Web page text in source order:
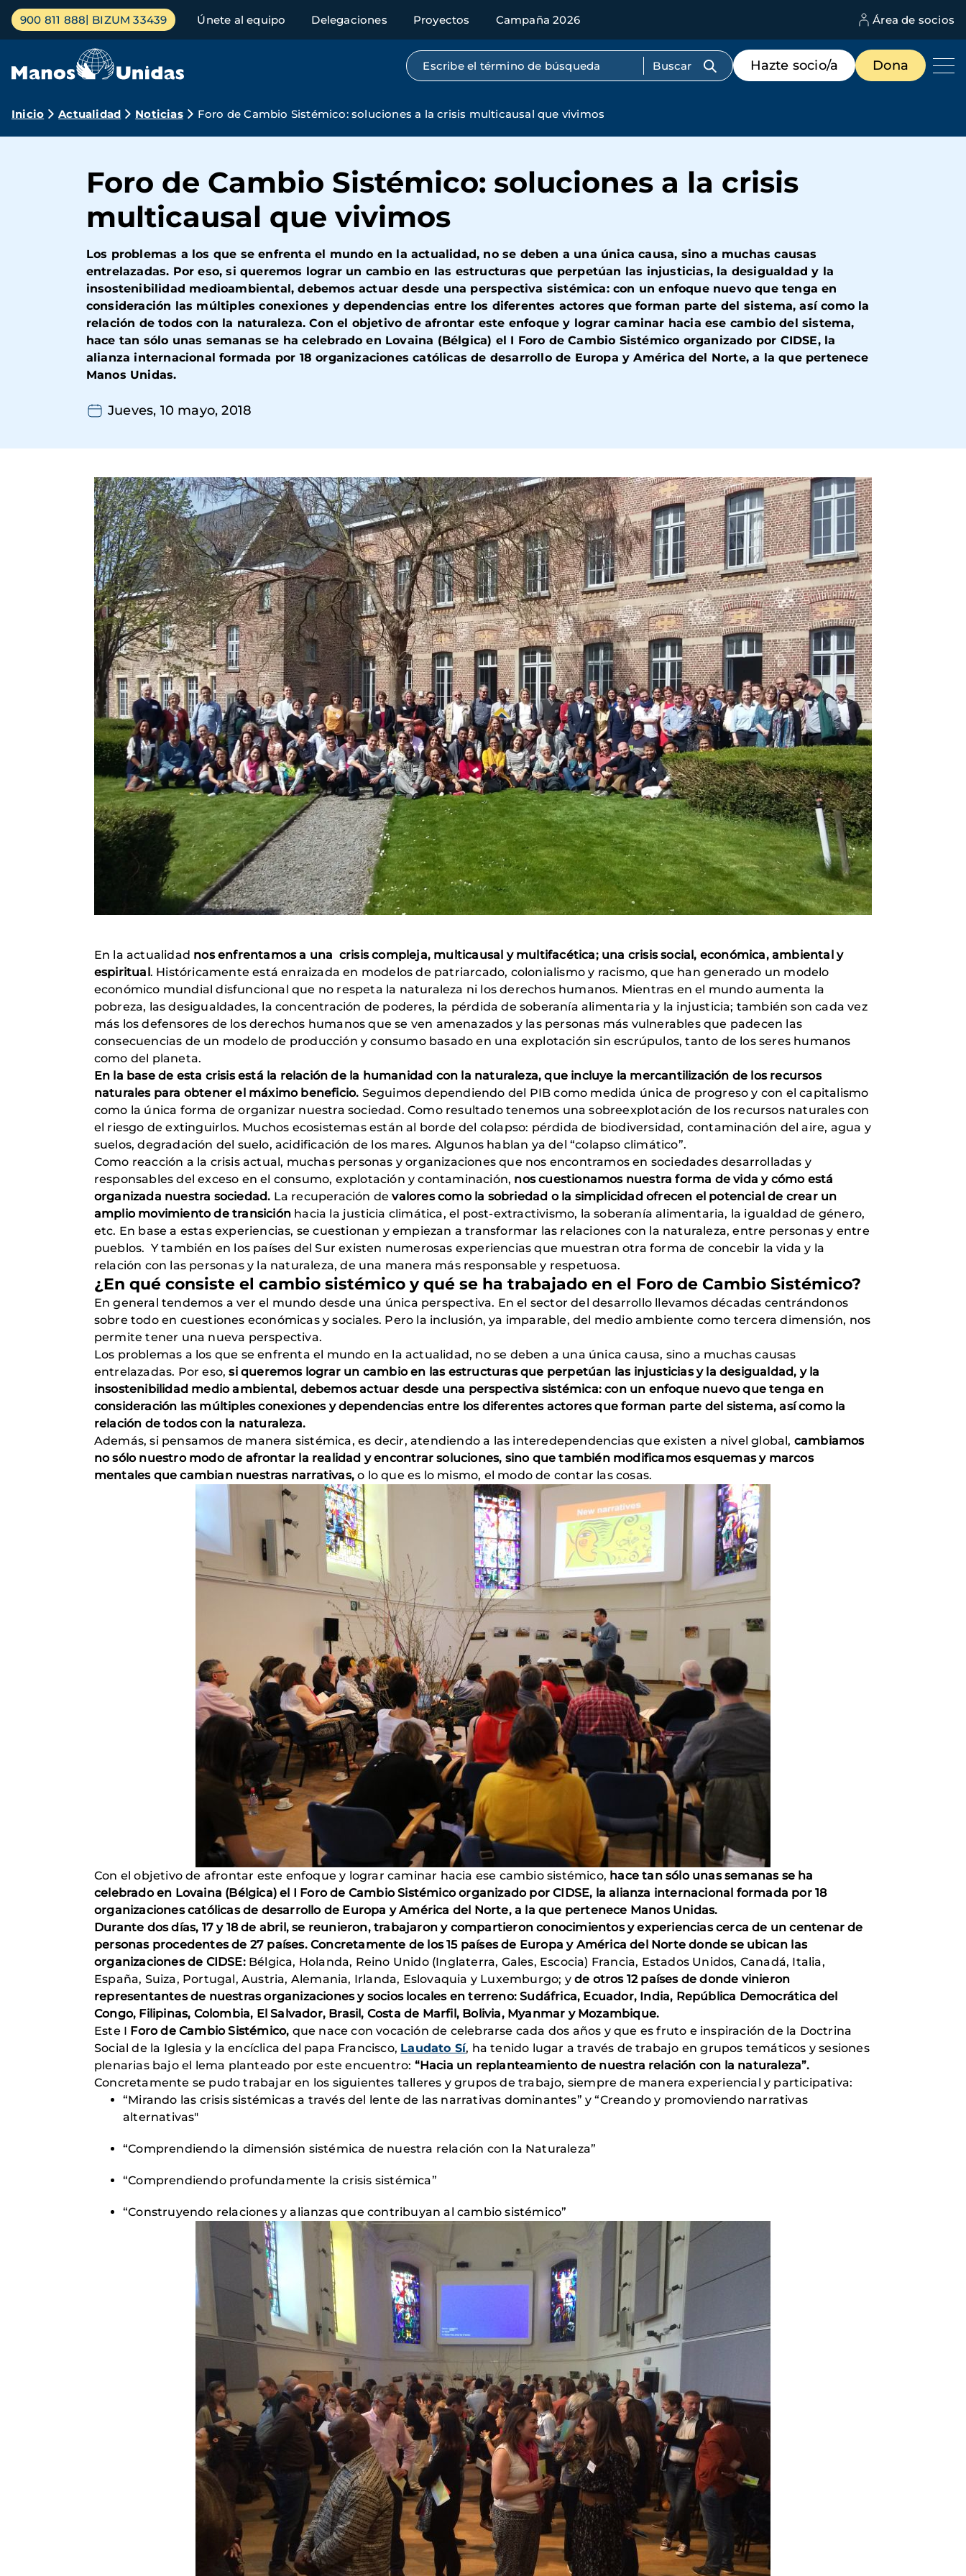
Pasar
contenido
Menú
principal
900 811 888 BIZUM 33439 Únete al equipo Delegaciones Proyectos Campaña 2026 Área de socios
Búsqueda por texto completo
Menú
de
destacados
Hazte socio/a Dona
Ruta
navegación
Inicio Actualidad Noticias Foro de Cambio Sistémico: soluciones a la crisis multicausal que vivimos
Foro de Cambio Sistémico: soluciones a la crisis
multicausal que vivimos
Los problemas a los que se enfrenta el mundo en la actualidad, no se deben a una única causa, sino a muchas causas
entrelazadas. Por eso,si queremos lograr un cambio en las estructuras que perpetúan las injusticias, la desigualdad y la
insostenibilidad medioambiental, debemos actuar desde una perspectiva sistémica: con un enfoque nuevo que tenga en
consideración las múltiples conexiones y dependencias entre los diferentes actores que forman parte del sistema, así como la
relación de todos con la naturaleza.Con el objetivo de afrontar este enfoque y lograr caminar hacia ese cambio del sistema,
hace tan sólo unas semanas se ha celebrado en Lovaina (Bélgica) el I Foro de Cambio Sistémico organizado por CIDSE, la
alianza internacional formada por 18 organizaciones católicas de desarrollo de Europa y América del Norte, a la que pertenece
Manos Unidas.
Jueves, 10 mayo, 2018
En la actualidad nos enfrentamos a una crisis compleja, multicausal y multifacética; una crisis social, económica, ambiental y
espiritual. Históricamente está enraizada en modelos de patriarcado, colonialismo y racismo, que han generado un modelo
económico mundial disfuncional que no respeta la naturaleza ni los derechos humanos. Mientras en el mundo aumenta la
pobreza, las desigualdades, la concentración de poderes, la pérdida de soberanía alimentaria y la injusticia; también son cada vez
más los defensores de los derechos humanos que se ven amenazados y las personas más vulnerables que padecen las
consecuencias de un modelo de producción y consumo basado en una explotación sin escrúpulos, tanto de los seres humanos
como del planeta.
En la base de esta crisis está la relación de la humanidad con la naturaleza, que incluye la mercantilización de los recursos
naturales para obtener el máximo beneficio. Seguimos dependiendo del PIB como medida única de progreso y con el capitalismo
como la única forma de organizar nuestra sociedad. Como resultado tenemos una sobreexplotación de los recursos naturales con
el riesgo de extinguirlos. Muchos ecosistemas están al borde del colapso: pérdida de biodiversidad, contaminación del aire, agua y
suelos, degradación del suelo, acidificación de los mares. Algunos hablan ya del “colapso climático”.
Como reacción a la crisis actual, muchas personas y organizaciones que nos encontramos en sociedades desarrolladas y
responsables del exceso en el consumo, explotación y contaminación, nos cuestionamos nuestra forma de vida y cómo está
organizada nuestra sociedad. La recuperación devalores como la sobriedad o la simplicidad ofrecen el potencial de crear un
amplio movimiento de transiciónhacia la justicia climática, el post-extractivismo, la soberanía alimentaria, la igualdad de género,
etc. En base a estas experiencias, se cuestionan y empiezan a transformar las relaciones con la naturaleza, entre personas y entre
pueblos. Y también en los países del Sur existen numerosas experiencias que muestran otra forma de concebir la vida y la
relación con las personas y la naturaleza, de una manera más responsable y respetuosa.
¿En qué consiste el cambio sistémico y qué se ha trabajado en el Foro de Cambio Sistémico?
En general tendemos a ver el mundo desde una única perspectiva. En el sector del desarrollo llevamos décadas centrándonos
sobre todo en cuestiones económicas y sociales. Pero la inclusión, ya imparable, del medio ambiente como tercera dimensión, nos
permite tener una nueva perspectiva.
Los problemas a los que se enfrenta el mundo en la actualidad, no se deben a una única causa, sino a muchas causas
entrelazadas. Por eso,si queremos lograr un cambio en las estructuras que perpetúan las injusticias y la desigualdad, y la
insostenibilidad medio ambiental, debemos actuar desde una perspectiva sistémica: con un enfoque nuevo que tenga en
consideración las múltiples conexiones y dependencias entre los diferentes actores que forman parte del sistema, así como la
relación de todos con la naturaleza.
Además, si pensamos de manera sistémica, es decir, atendiendo a las interedependencias que existen a nivel global, cambiamos
no sólo nuestro modo de afrontar la realidad y encontrar soluciones, sino que también modificamos esquemas y marcos
mentales que cambian nuestras narrativas,o lo que es lo mismo, el modo de contar las cosas.
Con el objetivo de afrontar este enfoque y lograr caminar hacia ese cambio sistémico, hace tan sólo unas semanas se ha
celebrado en Lovaina (Bélgica) el I Foro de Cambio Sistémicoorganizado por CIDSE, la alianza internacional formada por 18
organizaciones católicas de desarrollo de Europa y América del Norte, a la que pertenece Manos Unidas.
Durante dos días, 17 y 18 de abril, se reunieron, trabajaron y compartieron conocimientos y experienciascerca de un centenar de
personasprocedentes de 27 países. Concretamente de los 15 países de Europa y América del Norte donde se ubican las
organizaciones de CIDSE:Bélgica, Holanda, Reino Unido (Inglaterra, Gales, Escocia) Francia, Estados Unidos, Canadá, Italia,
España, Suiza, Portugal, Austria, Alemania, Irlanda, Eslovaquia y Luxemburgo; yde otros 12 países de donde vinieron
representantes de nuestras organizaciones y socios locales en terreno: Sudáfrica, Ecuador, India, República Democrática del
Congo, Filipinas, Colombia, El Salvador, Brasil, Costa de Marfil, Bolivia, Myanmar y Mozambique.
Este I Foro de Cambio Sistémico, que nace con vocación de celebrarse cada dos años y que es fruto e inspiración de la Doctrina
Social de la Iglesia y la encíclica del papa Francisco, Laudato Sí, ha tenido lugar a través de trabajo en grupos temáticos y sesiones
plenarias bajo el lema planteado por este encuentro: “Hacia un replanteamiento de nuestra relación con la naturaleza”.
Concretamente se pudo trabajar en los siguientes talleres y grupos de trabajo, siempre de manera experiencial y participativa:
“Mirando las crisis sistémicas a través del lente de las narrativas dominantes” y “Creando y promoviendo narrativas
alternativas"
“Comprendiendo la dimensión sistémica de nuestra relación con la Naturaleza”
“Comprendiendo profundamente la crisis sistémica”
“Construyendo relaciones y alianzas que contribuyan al cambio sistémico”